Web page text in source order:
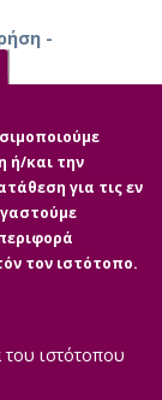
superior
provides
costs as a
-
ή/και την
για τις εν
τον ιστότοπο.
ιστότοπου